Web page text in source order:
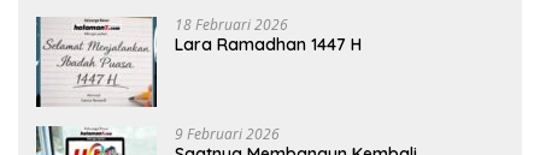
18 Februari 2026
Lara Ramadhan 1447 H
9 Februari 2026